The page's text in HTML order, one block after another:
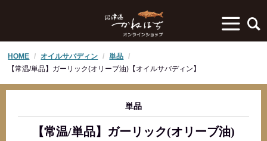
HOME オイルサバディン
単品
【常温/単品】ガーリック(オリーブ油)【オイルサバディン】
単品
【常温/単品】ガーリック(オリーブ油)